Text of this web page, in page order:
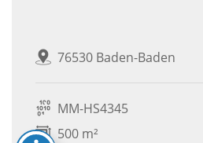
76530 Baden-Baden
MM-HS4345
500 m²